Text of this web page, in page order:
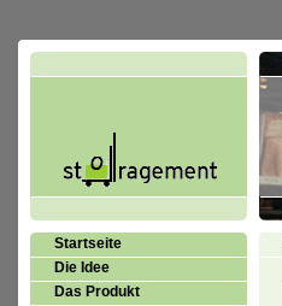
Startseite
Die Idee
Das Produkt